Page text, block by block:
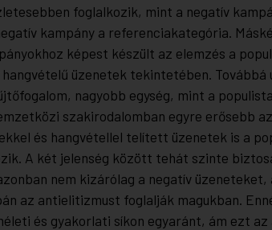
foglalkozik, mint a negatív
kampány a referenciakategória.
képest készült az elemzés a
üzenetek tekintetében. Továbbá
nagyobb egység, mint a populista
szakirodalomban egyre erősebb
és hangvétellel telített üzenetek is a
A két jelenség között tehát szinte
nem kizárólag a negatív üzeneteket,
az antielitizmust foglalják magukban.
és gyakorlati síkon egyaránt, ám ezt az